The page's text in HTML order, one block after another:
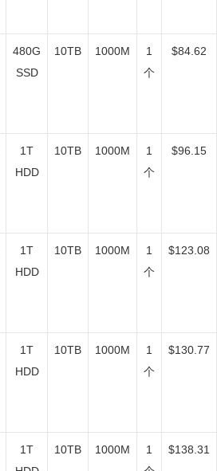
480G
SSD
10TB 1000M
1
个
$84.62
1T
HDD
10TB 1000M
1
个
$96.15
1T
HDD
10TB 1000M
1
个
$123.08
1T
HDD
10TB 1000M
1
个
$130.77
1T
10TB 1000M
1
$138.31